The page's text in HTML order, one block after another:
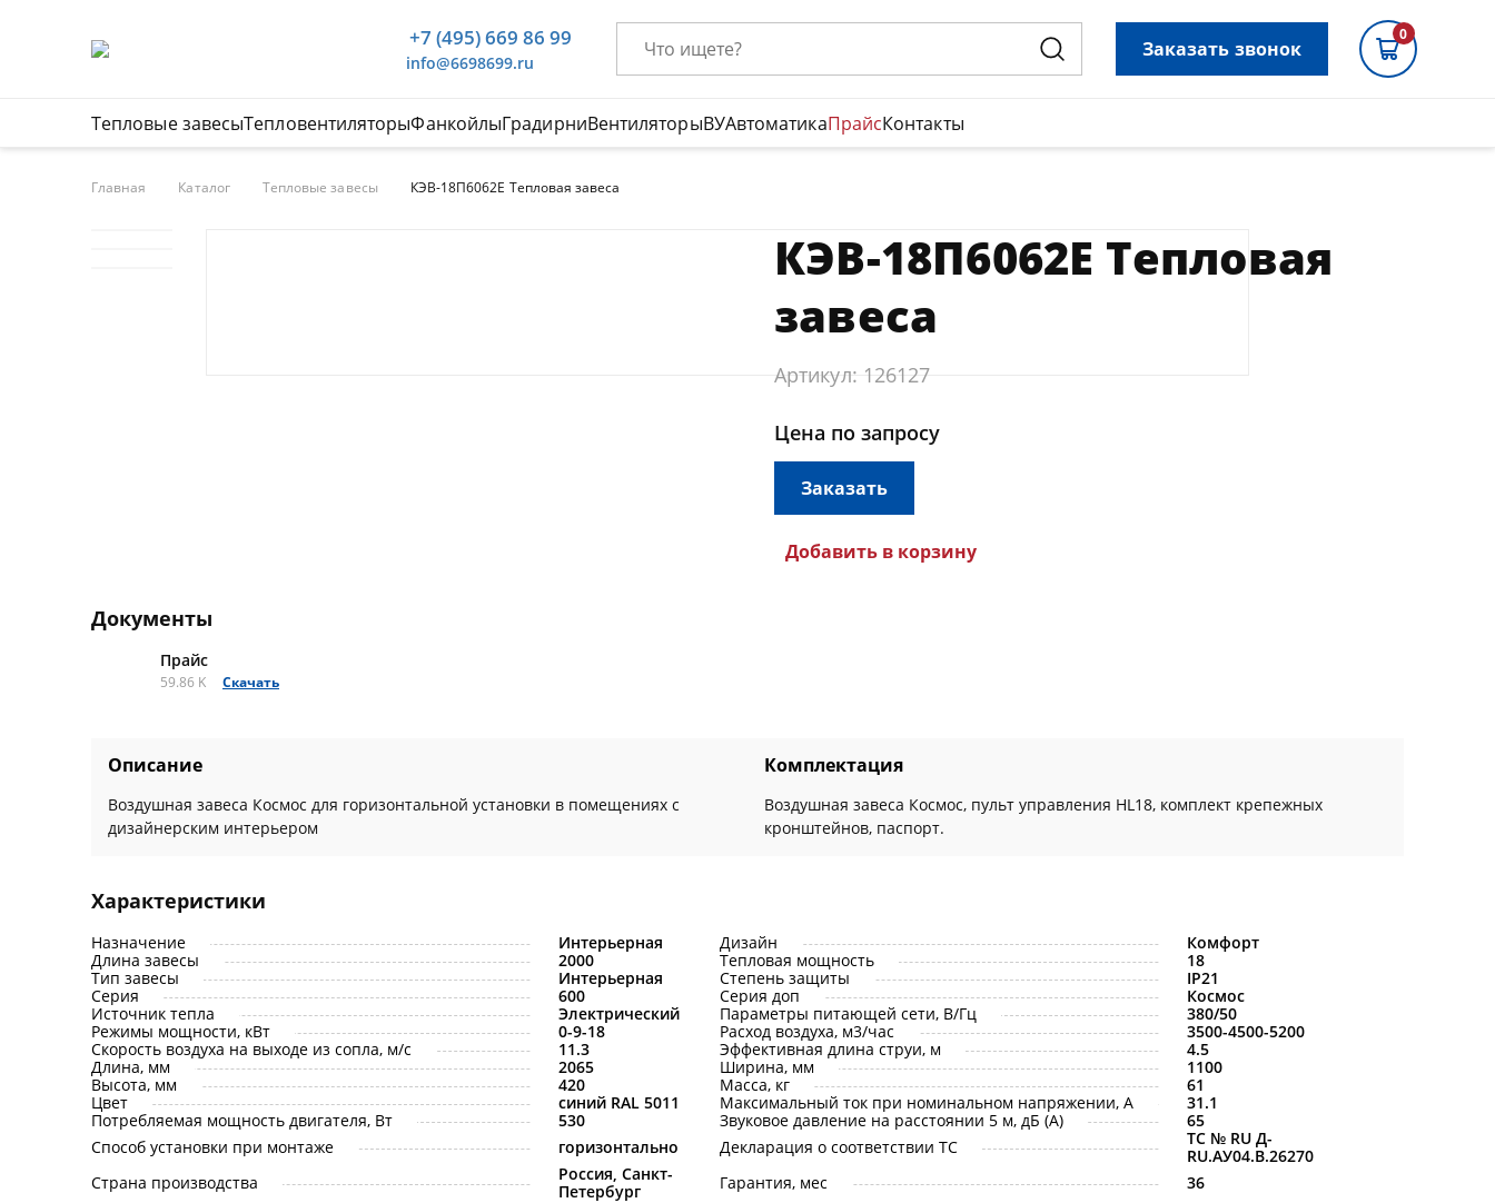
+7 (495) 669 86 99
info@6698699.ru
Заказать звонок
0
Тепловые завесыТепловентиляторыФанкойлыГрадирниВентиляторыВУАвтоматикаПрайсКонтакты
Главная Каталог Тепловые завесы КЭВ-18П6062Е Тепловая завеса
КЭВ-18П6062Е Тепловая
завеса
Артикул: 126127
Цена по запросу
Заказать
Добавить в корзину
Документы
Прайс
59.86 K Скачать
Описание
Воздушная завеса Космос для горизонтальной установки в помещениях с
дизайнерским интерьером
Комплектация
Воздушная завеса Космос, пульт управления HL18, комплект крепежных
кронштейнов, паспорт.
Характеристики
Назначение Интерьерная Дизайн
Комфорт
Длина завесы
2000 Тепловая мощность
18
Тип завесы
Интерьерная Степень защиты
IP21
Серия
600 Серия доп
Космос
Источник тепла
Электрический Параметры питающей сети, В/Гц
380/50
Режимы мощности, кВт
0-9-18 Расход воздуха, м3/час
3500-4500-5200
Скорость воздуха на выходе из сопла, м/с
11.3 Эффективная длина струи, м
4.5
Длина, мм
2065 Ширина, мм
1100
Высота, мм
420 Масса, кг
61
Цвет
синий RAL 5011 Максимальный ток при номинальном напряжении, A
31.1
Потребляемая мощность двигателя, Вт
530 Звуковое давление на расстоянии 5 м, дБ (A)
65
Способ установки при монтаже
горизонтально Декларация о соответствии ТС
ТС № RU Д-
RU.АУ04.B.26270
Страна производства
Россия, Санкт-
Петербург
Гарантия, мес 36